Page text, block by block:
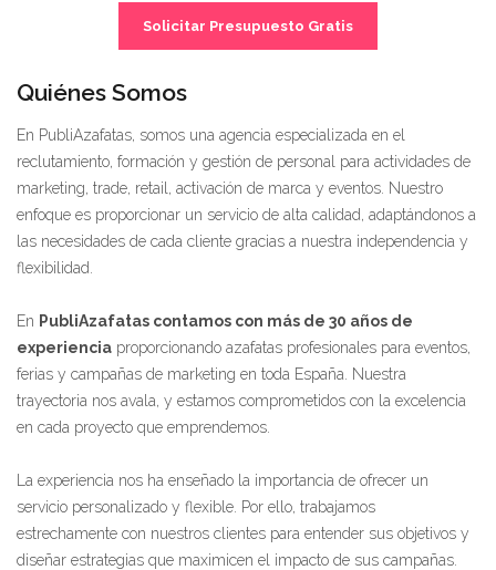
Solicitar Presupuesto Gratis
Quiénes Somos
En PubliAzafatas, somos una agencia especializada en el
reclutamiento, formación y gestión de personal para actividades de
marketing, trade, retail, activación de marca y eventos. Nuestro
enfoque es proporcionar un servicio de alta calidad, adaptándonos a
las necesidades de cada cliente gracias a nuestra independencia y
flexibilidad.
En PubliAzafatas contamos con más de 30 años de
experiencia proporcionando azafatas profesionales para eventos,
ferias y campañas de marketing en toda España. Nuestra
trayectoria nos avala, y estamos comprometidos con la excelencia
en cada proyecto que emprendemos.
La experiencia nos ha enseñado la importancia de ofrecer un
servicio personalizado y flexible. Por ello, trabajamos
estrechamente con nuestros clientes para entender sus objetivos y
diseñar estrategias que maximicen el impacto de sus campañas.